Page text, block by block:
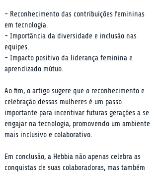
- Reconhecimento das contribuições femininas
em tecnologia.
- Importância da diversidade e inclusão nas
equipes.
- Impacto positivo da liderança feminina e
aprendizado mútuo.
Ao fim, o artigo sugere que o reconhecimento e
celebração dessas mulheres é um passo
importante para incentivar futuras gerações a se
engajar na tecnologia, promovendo um ambiente
mais inclusivo e colaborativo.
Em conclusão, a Hebbia não apenas celebra as
conquistas de suas colaboradoras, mas também